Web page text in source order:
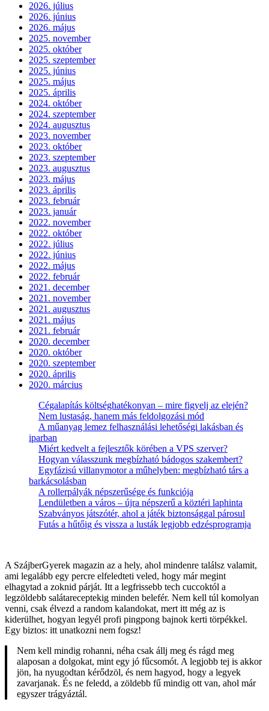
2026. július
2026. június
2026. május
2025. november
2025. október
2025. szeptember
2025. június
2025. május
2025. április
2024. október
2024. szeptember
2024. augusztus
2023. november
2023. október
2023. szeptember
2023. augusztus
2023. május
2023. április
2023. február
2023. január
2022. november
2022. október
2022. július
2022. június
2022. május
2022. február
2021. december
2021. november
2021. augusztus
2021. május
2021. február
2020. december
2020. október
2020. szeptember
2020. április
2020. március
Cégalapítás költséghatékonyan – mire figyelj az elején?
Nem lustaság, hanem más feldolgozási mód
A műanyag lemez felhasználási lehetőségi lakásban és
iparban
Miért kedvelt a fejlesztők körében a VPS szerver?
Hogyan válasszunk megbízható bádogos szakembert?
Egyfázisú villanymotor a műhelyben: megbízható társ a
barkácsolásban
A rollerpályák népszerűsége és funkciója
Lendületben a város – újra népszerű a köztéri laphinta
Szabványos játszótér, ahol a játék biztonsággal párosul
Futás a hűtőig és vissza a lusták legjobb edzésprogramja
A SzájberGyerek magazin az a hely, ahol mindenre találsz valamit,
ami legalább egy percre elfeledteti veled, hogy már megint
elhagytad a zoknid párját. Itt a legfrissebb tech cuccoktól a
legzöldebb salátareceptekig minden belefér. Nem kell túl komolyan
venni, csak élvezd a random kalandokat, mert itt még az is
kiderülhet, hogyan legyél profi pingpong bajnok kerti törpékkel.
Egy biztos: itt unatkozni nem fogsz!
Nem kell mindig rohanni, néha csak állj meg és rágd meg
alaposan a dolgokat, mint egy jó fűcsomót. A legjobb tej is akkor
jön, ha nyugodtan kérődzöl, és nem hagyod, hogy a legyek
zavarjanak. És ne feledd, a zöldebb fű mindig ott van, ahol már
egyszer trágyáztál.